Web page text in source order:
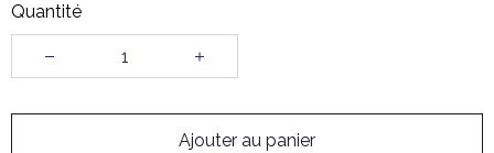
Quantité
Ajouter au panier